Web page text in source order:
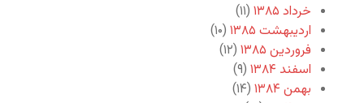
خرداد ۱۳۸۵
(۱۱)
اردیبهشت ۱۳۸۵
(۱۰)
فروردین ۱۳۸۵
(۱۲)
اسفند ۱۳۸۴
(۹)
بهمن ۱۳۸۴
(۱۴)